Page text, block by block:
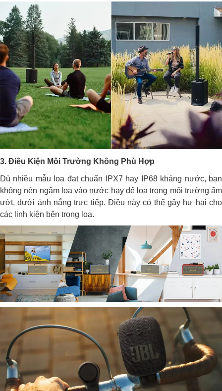
3. Điều Kiện Môi Trường Không Phù Hợp
Dù nhiều mẫu loa đạt chuẩn IPX7 hay IP68 kháng nước, bạn
không nên ngâm loa vào nước hay để loa trong môi trường ẩm
ướt, dưới ánh nắng trực tiếp. Điều này có thể gây hư hại cho
các linh kiện bên trong loa.